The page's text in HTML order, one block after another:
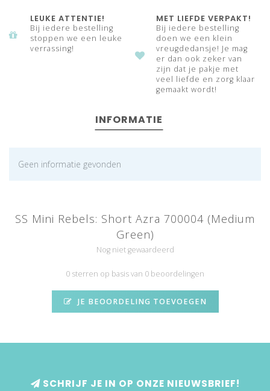
LEUKE ATTENTIE!
Bij iedere bestelling
stoppen we een leuke
verrassing!
MET LIEFDE VERPAKT!
Bij iedere bestelling
doen we een klein
vreugdedansje! Je mag
er dan ook zeker van
zijn dat je pakje met
veel liefde en zorg klaar
gemaakt wordt!
INFORMATIE
Geen informatie gevonden
SS Mini Rebels: Short Azra 700004 (Medium
Green)
Nog niet gewaardeerd
0 sterren op basis van 0 beoordelingen
JE BEOORDELING TOEVOEGEN
SCHRIJF JE IN OP ONZE NIEUWSBRIEF!